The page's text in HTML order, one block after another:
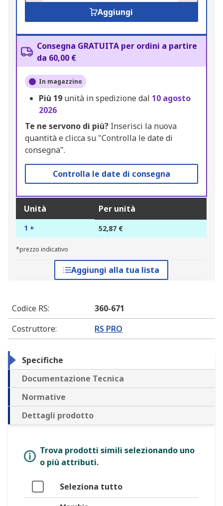
Aggiungi
Consegna GRATUITA per ordini a partire
da 60,00 €
In magazzino
Più 19 unità in spedizione dal 10 agosto
2026
Te ne servono di più? Inserisci la nuova
quantità e clicca su "Controlla le date di
consegna".
Controlla le date di consegna
Unità Per unità
1 + 52,87 €
*prezzo indicativo
Aggiungi alla tua lista
Codice RS:
360-671
Costruttore: RS PRO
Specifiche
Documentazione Tecnica
Normative
Dettagli prodotto
Trova prodotti simili selezionando uno
o più attributi.
Seleziona tutto